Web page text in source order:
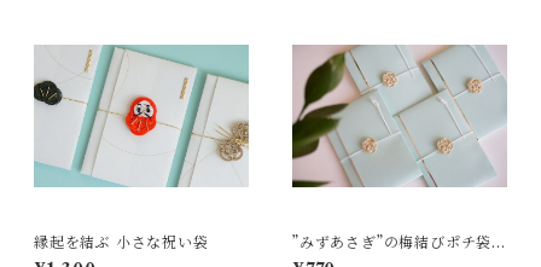
縁起を結ぶ 小さな祝い袋
”みずあさぎ”の梅結びポチ袋
（2枚）